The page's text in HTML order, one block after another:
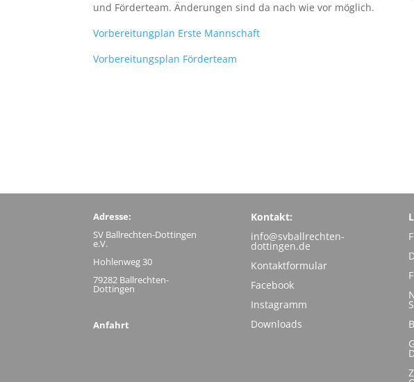
und Förderteam. Änderungen sind da nach wie vor möglich.
Vorbereitungplan Erste Mannschaft
Vorbereitungsplan Förderteam
Adresse:
SV Ballrechten-Dottingen
e.V.
Hohlenweg 30
79282 Ballrechten-
Dottingen
Anfahrt
Kontakt:
info@svballrechten-
dottingen.de
Kontaktformular
Facebook
Instagramm
Downloads